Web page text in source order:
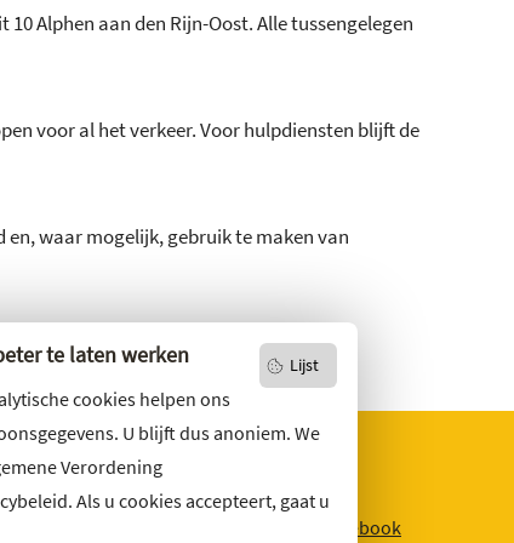
Lijst
te laten werken
cookies helpen ons
U blijft dus anoniem. We
Verordening
Als u cookies accepteert, gaat u
Alphen aan den Rijn-Oost. Alle tussengelegen
voor al het verkeer. Voor hulpdiensten blijft de
waar mogelijk, gebruik te maken van
Facebook